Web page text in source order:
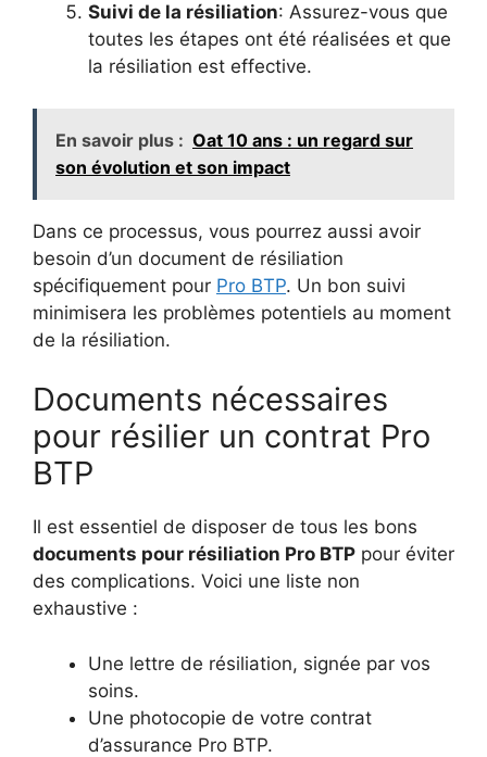
Suivi de la résiliation: Assurez-vous que
toutes les étapes ont été réalisées et que
la résiliation est effective.
En savoir plus : Oat 10 ans : un regard sur
son évolution et son impact
Dans ce processus, vous pourrez aussi avoir
besoin d’un document de résiliation
spécifiquement pour Pro BTP. Un bon suivi
minimisera les problèmes potentiels au moment
de la résiliation.
Documents nécessaires
pour résilier un contrat Pro
BTP
Il est essentiel de disposer de tous les bons
documents pour résiliation Pro BTP pour éviter
des complications. Voici une liste non
exhaustive :
Une lettre de résiliation, signée par vos
soins.
Une photocopie de votre contrat
d’assurance Pro BTP.